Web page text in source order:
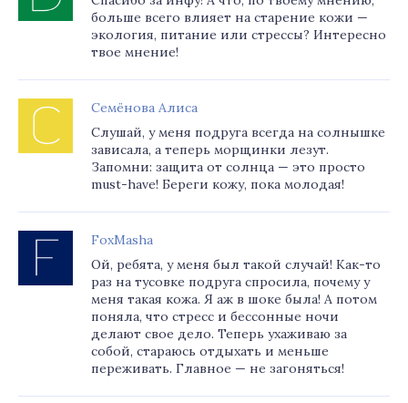
больше всего влияет на старение кожи —
экология, питание или стрессы? Интересно
твое мнение!
Семёнова Алиса
Слушай, у меня подруга всегда на солнышке
зависала, а теперь морщинки лезут.
Запомни: защита от солнца — это просто
must-have! Береги кожу, пока молодая!
FoxMasha
Ой, ребята, у меня был такой случай! Как-то
раз на тусовке подруга спросила, почему у
меня такая кожа. Я аж в шоке была! А потом
поняла, что стресс и бессонные ночи
делают свое дело. Теперь ухаживаю за
собой, стараюсь отдыхать и меньше
переживать. Главное — не загоняться!